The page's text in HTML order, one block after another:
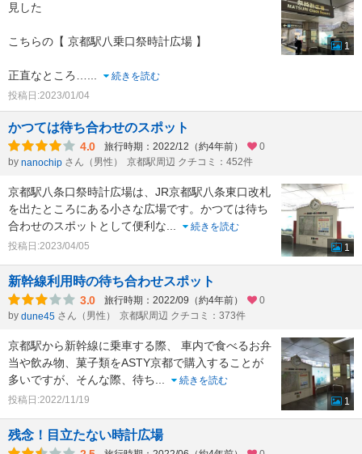
見した
こちらの【 京都駅八乗口祭時計広場 】
正直なところ…
続きを読む
投稿日:2023/01/04
1
かつては待ち合わせのスポット
4.0 旅行時期：2022/12（約4年前）
0
by nanochip さん（男性） 京都駅周辺 クチコミ：452件
京都駅八条口祭時計広場は、JR京都駅八条東口改札
を出たところにある小さな広場です。かつては待ち
合わせのスポットとして便利な
続きを読む
投稿日:2023/04/05
1
新幹線利用時の待ち合わせスポット
3.0 旅行時期：2022/09（約4年前）
0
by dune45 さん（男性） 京都駅周辺 クチコミ：373件
京都駅から新幹線に乗車する際、 車内で食べるお弁
当や飲み物、菓子類をASTY京都で購入することが
多いですが、そんな際、待ち
続きを読む
投稿日:2022/11/19
1
残念！目立たない時計広場